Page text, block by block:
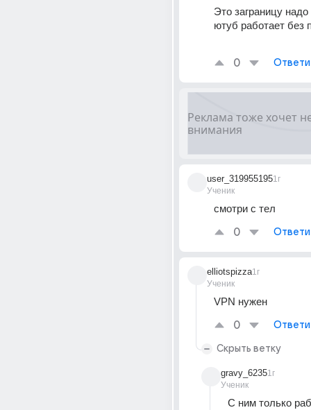
Это заграницу
ютуб работает без
0
user_319955195
Ученик
1г
смотри с тел
0
elliotspizza
Ученик
1г
VPN нужен
0
Скрыть ветку
gravy_6235
Ученик
1г
С ним только